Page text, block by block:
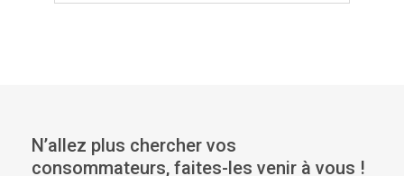
N’allez plus chercher vos
consommateurs, faites-les venir à vous !